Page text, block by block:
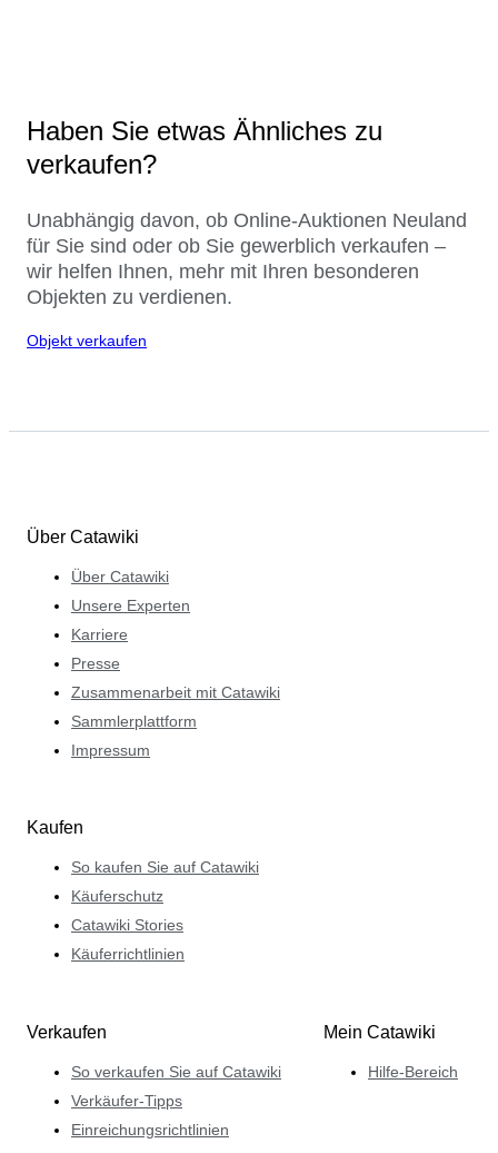
Haben Sie etwas Ähnliches zu
verkaufen?
Unabhängig davon, ob Online-Auktionen Neuland
für Sie sind oder ob Sie gewerblich verkaufen –
wir helfen Ihnen, mehr mit Ihren besonderen
Objekten zu verdienen.
Objekt verkaufen
Über Catawiki
Über Catawiki
Unsere Experten
Karriere
Presse
Zusammenarbeit mit Catawiki
Sammlerplattform
Impressum
Kaufen
So kaufen Sie auf Catawiki
Käuferschutz
Catawiki Stories
Käuferrichtlinien
Verkaufen
So verkaufen Sie auf Catawiki
Verkäufer-Tipps
Einreichungsrichtlinien
Mein Catawiki
Hilfe-Bereich